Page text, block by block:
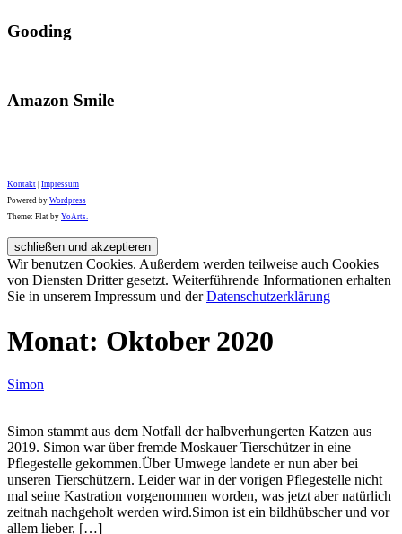
Gooding
Amazon Smile
Kontakt Impressum
Powered by Wordpress
Theme: Flat by YoArts.
Wir benutzen Cookies. Außerdem werden teilweise auch Cookies
von Diensten Dritter gesetzt. Weiterführende Informationen erhalten
Sie in unserem Impressum und derDatenschutzerklärung
Monat: Oktober 2020
Simon
Simon stammt aus dem Notfall der halbverhungerten Katzen aus
2019. Simon war über fremde Moskauer Tierschützer in eine
Pflegestelle gekommen.Über Umwege landete er nun aber bei
unseren Tierschützern. Leider war in der vorigen Pflegestelle nicht
mal seine Kastration vorgenommen worden, was jetzt aber natürlich
zeitnah nachgeholt werden wird.Simon ist ein bildhübscher und vor
allem lieber, […]